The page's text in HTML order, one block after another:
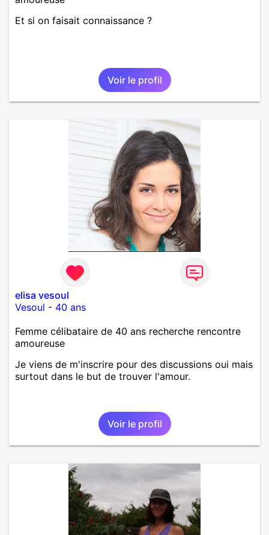
Et si on faisait connaissance ?
Voir le profil
elisa vesoul
Vesoul - 40 ans
Femme célibataire de 40 ans recherche rencontre
amoureuse
Je viens de m'inscrire pour des discussions oui mais
surtout dans le but de trouver l'amour.
Voir le profil